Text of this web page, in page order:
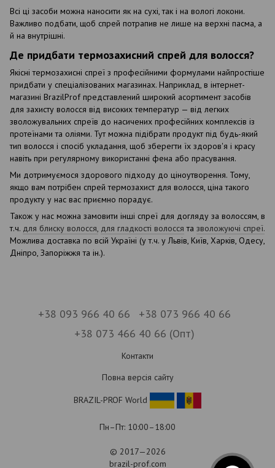
Всі ці засоби можна наносити як на сухі, так і на вологі локони.
Важливо подбати, щоб спрей потрапив не лише на верхні пасма, а
й на внутрішні.
Де придбати термозахисний спрей для волосся?
Якісні термозахисні спреї з професійними формулами найпростіше
придбати у спеціалізованих магазинах. Наприклад, в інтернет-
магазині BrazilProf представлений широкий асортимент засобів
для захисту волосся від високих температур — від легких
зволожувальних спреїв до насичених професійних комплексів із
протеїнами та оліями. Тут можна підібрати продукт під будь-який
тип волосся і спосіб укладання, щоб зберегти їх здоров'я і красу
навіть при регулярному використанні фена або прасування.
Ми дотримуємося здорового підходу до ціноутворення. Тому,
якщо вам потрібен спрей термозахист для волосся, ціна такого
продукту у нас вас приємно порадує.
Також у нас можна замовити інші спреї для догляду за волоссям, в
т.ч. для блиску волосся, для гладкості волосся та зволожуючі спреї.
Можлива доставка по всій Україні (у т.ч. у Львів, Київ, Харків, Одесу,
Дніпро, Запоріжжя та ін.).
+38 093 966 40 66
+38 073 966 40 66
+38 073 466 40 66 (Опт)
Контакти
Повна версія сайту
BRAZIL-PROF World
Пн–Пт: 10:00–18:00
© 2017—2026
brazil-prof.com